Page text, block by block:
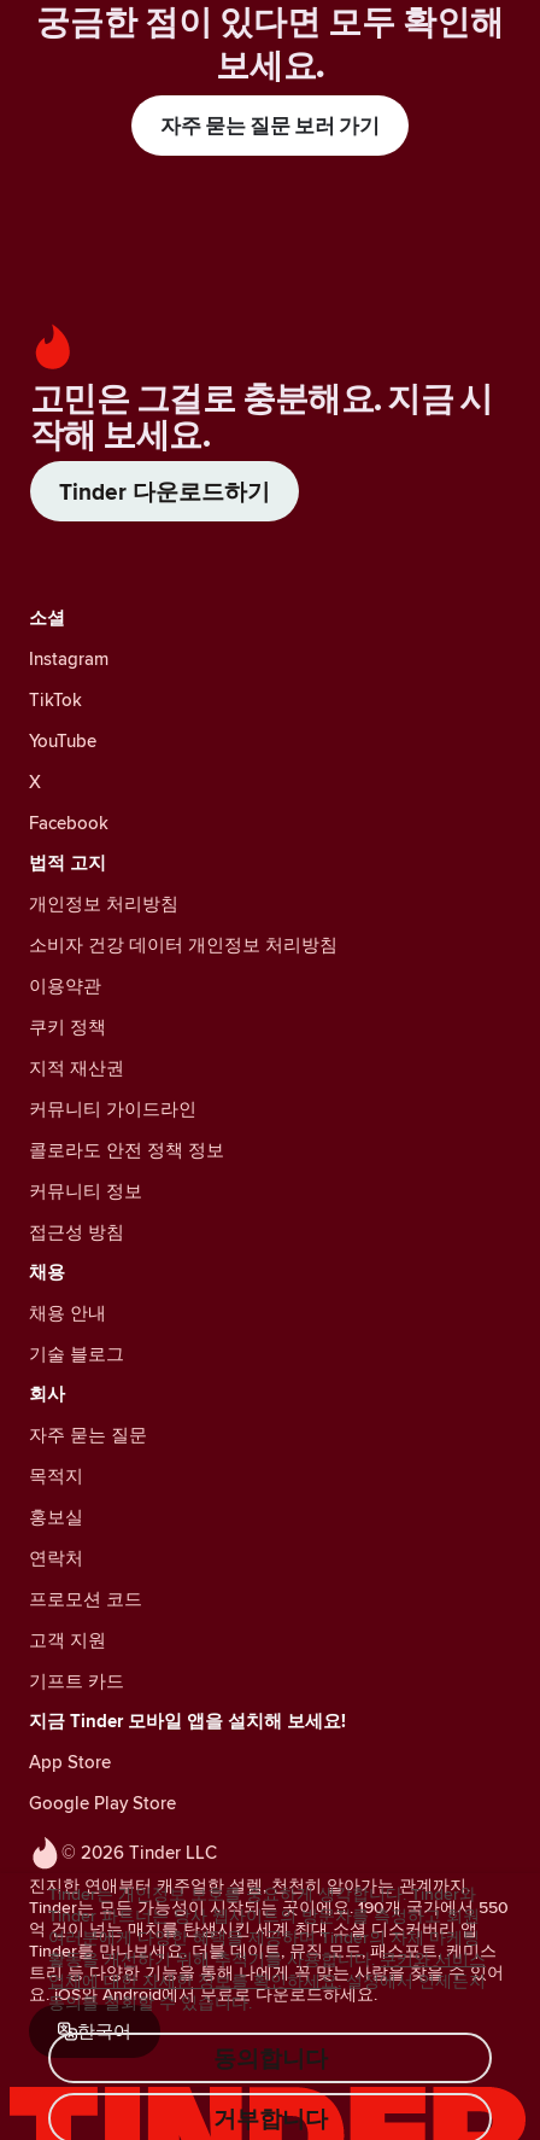
궁금한 점이 있다면 모두 확인해
보세요.
자주 묻는 질문 보러 가기
고민은 그걸로 충분해요. 지금 시
작해 보세요.
Tinder 다운로드하기
© 2026 Tinder LLC
진지한 연애부터 캐주얼한 설렘, 천천히 알아가는 관계까지.
Tinder는 모든 가능성이 시작되는 곳이에요. 190개 국가에서 550
억 건이 넘는 매치를 탄생시킨 세계 최대 소셜 디스커버리 앱
Tinder를 만나보세요. 더블 데이트, 뮤직 모드, 패스포트, 케미스
트리 등 다양한 기능을 통해 나에게 꼭 맞는 사람을 찾을 수 있어
요. iOS와 Android에서 무료로 다운로드하세요.
한국어
소셜
Instagram
TikTok
YouTube
X
Facebook
법적 고지
개인정보 처리방침
소비자 건강 데이터 개인정보 처리방침
이용약관
쿠키 정책
지적 재산권
커뮤니티 가이드라인
콜로라도 안전 정책 정보
커뮤니티 정보
접근성 방침
채용
채용 안내
기술 블로그
회사
자주 묻는 질문
목적지
홍보실
연락처
프로모션 코드
고객 지원
기프트 카드
지금 Tinder 모바일 앱을 설치해 보세요!
App Store
Google Play Store
Tinder는 개인정보 보호를 중요하게 생각합니다. Tinder와
Tinder 파트너는 당사 웹사이트의 방문자를 측정하고 회원
여러분에게 다양한 혜택을 제공하며 Tinder의 자체 마케팅
활동을 개선하기 위해 추적기를 사용합니다. 쿠키와 서비스
업체에 대한 자세한 정보를 확인하세요. 설정에서 언제든지
동의를 철회할 수 있습니다.
동의합니다
거부합니다